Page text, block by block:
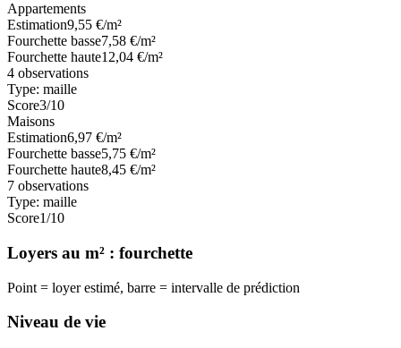
Appartements
Estimation9,55 €/m²
Fourchette basse7,58 €/m²
Fourchette haute12,04 €/m²
4 observations
Type: maille
Score3/10
Maisons
Estimation6,97 €/m²
Fourchette basse5,75 €/m²
Fourchette haute8,45 €/m²
7 observations
Type: maille
Score1/10
Loyers au m² : fourchette
Point = loyer estimé, barre = intervalle de prédiction
Niveau de vie